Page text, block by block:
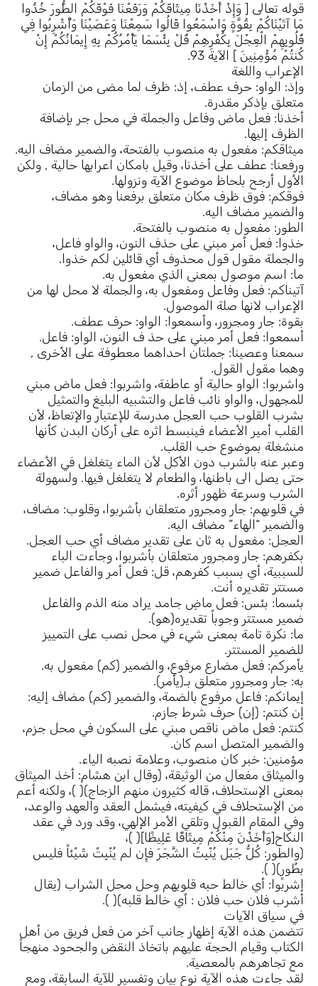
قوله تعالى [ وَإِذْ أَخَذْنَا مِيثَاقَكُمْ وَرَفَعْنَا فَوْقَكُمْ الطُّورَ خُذُوا
مَا آتَيْنَاكُمْ بِقُوَّةٍ وَاسْمَعُوا قَالُوا سَمِعْنَا وَعَصَيْنَا وَأُشْرِبُوا فِي
قُلُوبِهِمْ الْعِجْلَ بِكُفْرِهِمْ قُلْ بِئْسَمَا يَأْمُرُكُمْ بِهِ إِيمَانُكُمْ إِنْ
كُنتُمْ مُؤْمِنِينَ ] الآية 93.
الإعراب واللغة
وإذ: الواو: حرف عطف، إذ: ظرف لما مضى من الزمان
متعلق بإذكر مقدرة.
أخذنا: فعل ماض وفاعل والجملة في محل جر بإضافة
الظرف إليها.
ميثاقكم: مفعول به منصوب بالفتحة، والضمير مضاف اليه.
ورفعنا: عطف على أخذنا، وقيل بامكان اعرابها حالية , ولكن
الأول أرجح بلحاظ موضوع الآية ونزولها.
فوقكم: فوق ظرف مكان متعلق برفعنا وهو مضاف،
والضمير مضاف اليه.
الطور: مفعول به منصوب بالفتحة.
خذوا: فعل أمر مبني على حذف النون، والواو فاعل،
والجملة مقول قول محذوف أي قائلين لكم خذوا.
ما: اسم موصول بمعنى الذي مفعول به.
آتيناكم: فعل وفاعل ومفعول به، والجملة لا محل لها من
الإعراب لانها صلة الموصول.
بقوة: جار ومجرور، وأسمعوا: الواو: حرف عطف.
أسمعوا: فعل أمر مبني على حذ ف النون، الواو: فاعل.
سمعنا وعصينا: جملتان احداهما معطوفة على الأخرى ,
وهما مقول القول.
واشربوا: الواو حالية أو عاطفة، واشربوا: فعل ماض مبني
للمجهول، والواو نائب فاعل والتشبيه البليغ والتمثيل
بشرب القلوب حب العجل مدرسة للإعتبار والإتعاظ، لأن
القلب أمير الأعضاء فينبسط اثره على أركان البدن كأنها
منشغلة بموضوع حب القلب.
وعبر عنه بالشرب دون الأكل لأن الماء يتغلغل في الأعضاء
حتى يصل الى باطنها، والطعام لا يتغلغل فيها. ولسهولة
الشرب وسرعة ظهور أثره.
في قلوبهم: جار ومجرور متعلقان بأشربوا، وقلوب: مضاف،
والضمير “الهاء” مضاف اليه.
العجل: مفعول به ثان على تقدير مضاف أي حب العجل.
بكفرهم: جار ومجرور متعلقان بأشربوا، وجاءت الباء
للسببية، أي بسبب كفرهم، قل: فعل أمر والفاعل ضمير
مستتر تقديره أنت.
بئسما: بئس: فعل ماضِ جامد يراد منه الذم والفاعل
ضمير مستتر وجوباً تقديره(هو).
ما: نكرة تامة بمعنى شيء في محل نصب على التمييز
للضمير المستتر.
يأمركم: فعل مضارع مرفوع، والضمير (كم) مفعول به.
به: جار ومجرور متعلق بـ(يأمر).
إيمانكم: فاعل مرفوع بالضمة، والضمير (كم) مضاف إليه:
إن كنتم: (إن) حرف شرط جازم.
كنتم: فعل ماض ناقص مبني على السكون في محل جزم،
والضمير المتصل اسم كان.
مؤمنين: خبر كان منصوب، وعلامة نصبه الياء.
والميثاق مفعال من الوثيقة، (وقال ابن هشام: أخذ الميثاق
بمعنى الإستحلاف، قاله كثيرون منهم الزجاج)( )، ولكنه أعم
من الإستحلاف في كيفيته، فيشمل العقد والعهد والوعد،
وفي المقام القبول وتلقي الأمر الإلهي، وقد ورد في عقد
النكاح[وَأَخَذْنَ مِنْكُمْ مِيثَاقًا غَلِيظًا]( )،
(والطور: كُلُّ جَبَل يُنْبِتُ الشَّجَرَ فإِن لم يُنْبِتْ شَيْئاً فليس
بطُورٍ)( ).
إشربوا: أي خالط حبه قلوبهم وحل محل الشراب (يقال
أشرب فلان حب فلان : أي خالط قلبه)( ).
في سياق الآيات
تتضمن هذه الآية إظهار جانب آخر من فعل فريق من أهل
الكتاب وقيام الحجة عليهم باتخاذ النقض والجحود منهجاً
مع تجاهرهم بالمعصية.
لقد جاءت هذه الآية نوع بيان وتفسير للآية السابقة، ومع